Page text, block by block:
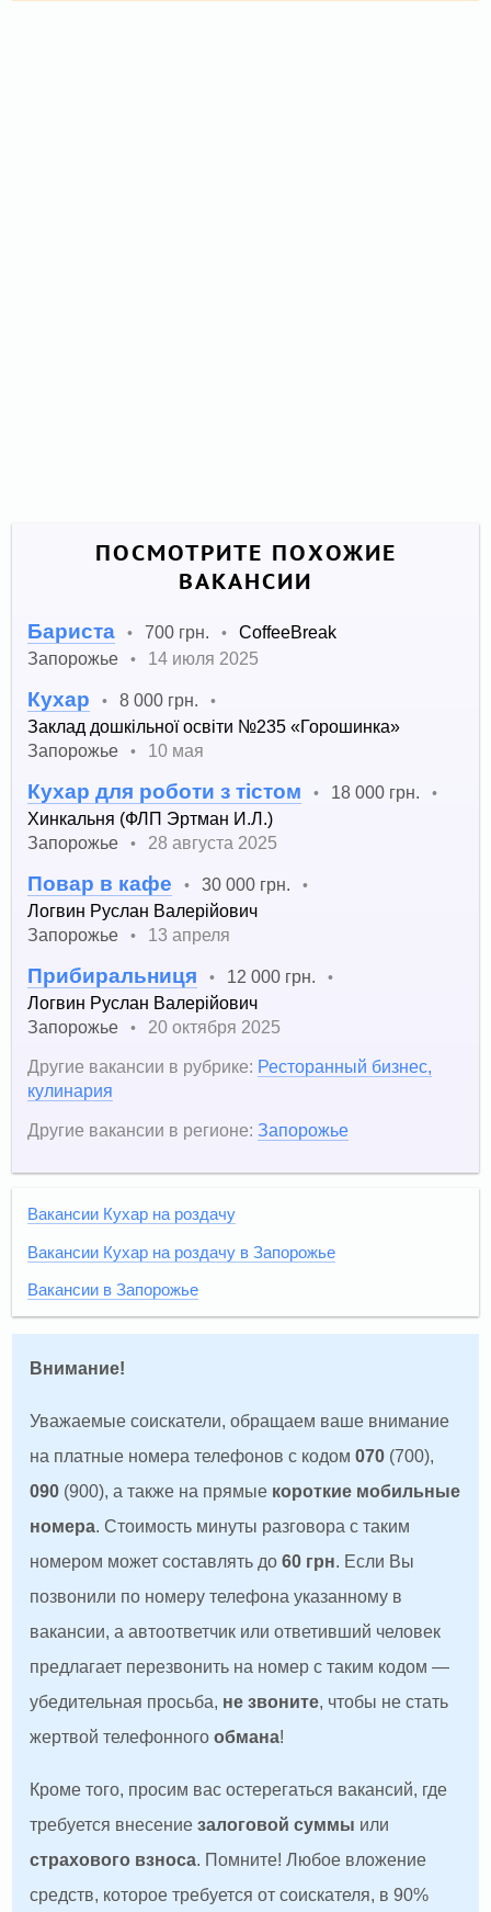
ПОСМОТРИТЕ ПОХОЖИЕ
ВАКАНСИИ
Бариста • 700 грн. •
CoffeeBreak
Запорожье
• 14 июля 2025
Кухар • 8 000 грн. •
Заклад дошкільної освіти №235 «Горошинка»
Запорожье
• 10 мая
Кухар для роботи з тістом • 18 000 грн. •
Хинкальня (ФЛП Эртман И.Л.)
Запорожье
• 28 августа 2025
Повар в кафе • 30 000 грн. •
Логвин Руслан Валерійович
Запорожье
• 13 апреля
Прибиральниця • 12 000 грн. •
Логвин Руслан Валерійович
Запорожье
•
20 октября 2025
Другие вакансии в рубрике: Ресторанный бизнес,
кулинария
Другие вакансии в регионе: Запорожье
Вакансии Кухар на роздачу
Вакансии Кухар на роздачу в Запорожье
Вакансии в Запорожье
Внимание!
Уважаемые соискатели, обращаем ваше внимание
на платные номера телефонов с кодом070 (700),
090 (900), а также на прямые короткие мобильные
номера. Стоимость минуты разговора с таким
номером может составлять до60 грн. Если Вы
позвонили по номеру телефона указанному в
вакансии, а автоответчик или ответивший человек
предлагает перезвонить на номер с таким кодом —
убедительная просьба, не звоните, чтобы не стать
жертвой телефонногообмана!
Кроме того, просим вас остерегаться вакансий, где
требуется внесениезалоговой суммы или
страхового взноса. Помните! Любое вложение
средств, которое требуется от соискателя, в 90%